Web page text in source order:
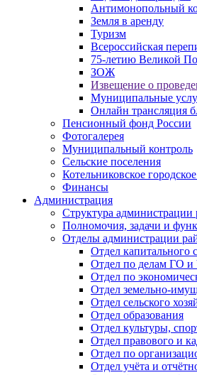
Антимонопольный
Земля в аренду
Туризм
Всероссийская
75-летию Великой
ЗОЖ
Извещение о
Муниципальные
Онлайн трансляция
Пенсионный фонд России
Фотогалерея
Муниципальный контроль
Сельские поселения
Котельниковское
Финансы
Администрация
Структура администрации
Полномочия, задачи и
Отделы администрации
Отдел капитального
Отдел по делам ГО и
Отдел по
Отдел земельно-
Отдел сельского
Отдел образования
Отдел культуры,
Отдел правового и
Отдел по
Отдел учёта и